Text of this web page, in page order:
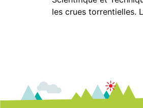
les crues torrentielles.